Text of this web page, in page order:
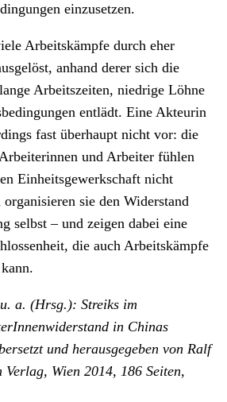
einzusetzen.
Arbeitskämpfe durch eher
anhand derer sich die
Arbeitszeiten, niedrige Löhne
entlädt. Eine Akteurin
fast überhaupt nicht vor: die
und Arbeiter fühlen
Einheitsgewerkschaft nicht
organisieren sie den Widerstand
selbst – und zeigen dabei eine
die auch Arbeitskämpfe
a. (Hrsg.): Streiks im
in Chinas
und herausgegeben von Ralf
Verlag, Wien 2014, 186 Seiten,